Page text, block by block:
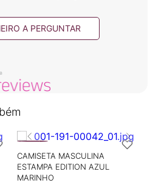
A PERGUNTAR
CAMISETA MASCULINA
ESTAMPA EDITION AZUL
MARINHO